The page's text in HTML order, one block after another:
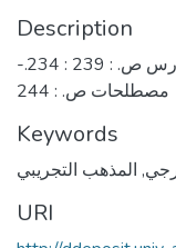
Description
بيبليوغرافيا ص. : 233 : 238.- فهارس ص. : 239 : 234.-
مصطلحات ص. : 244
Keywords
, المذهب التجريبي
URI